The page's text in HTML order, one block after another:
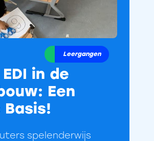
Leergangen
in de
Een
spelenderwijs